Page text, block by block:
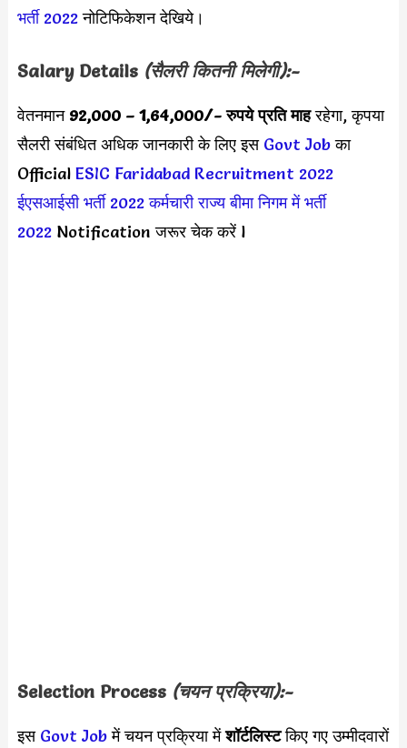
भर्ती 2022नोटिफिकेशन देखिये।
Salary Details (सैलरी कितनी मिलेगी):-
वेतनमान 92,000 – 1,64,000/- रुपये प्रति माहरहेगा, कृपया
सैलरी संबंधित अधिक जानकारी के लिए इस Govt Jobका
Official ESIC Faridabad Recruitment 2022
ईएसआईसी भर्ती 2022 कर्मचारी राज्य बीमा निगम में भर्ती
2022Notification जरूर चेक करें l
Selection Process (चयन प्रक्रिया):-
इस Govt Jobमें चयन प्रक्रिया मेंशॉर्टलिस्टकिए गए उम्मीदवारों